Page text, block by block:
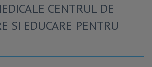
CENTRUL DE
SI EDUCARE PENTRU